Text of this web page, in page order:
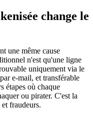
change le
une même cause
n'est qu'une ligne
uniquement via le
e-mail, et transférable
étapes où chaque
ou pirater. C'est la
fraudeurs.